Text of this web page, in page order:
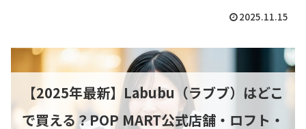
2025.11.15
【2025年最新】Labubu（ラブブ）はどこ
で買える？POP MART公式店舗・ロフト・